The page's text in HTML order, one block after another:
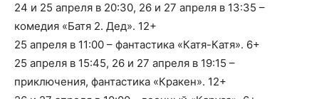
24 и 25 апреля в 20:30, 26 и 27 апреля в 13:35 –
комедия «Батя 2. Дед». 12+
25 апреля в 11:00 – фантастика «Катя-Катя». 6+
25 апреля в 15:45, 26 и 27 апреля в 19:15 –
приключения, фантастика «Кракен». 12+